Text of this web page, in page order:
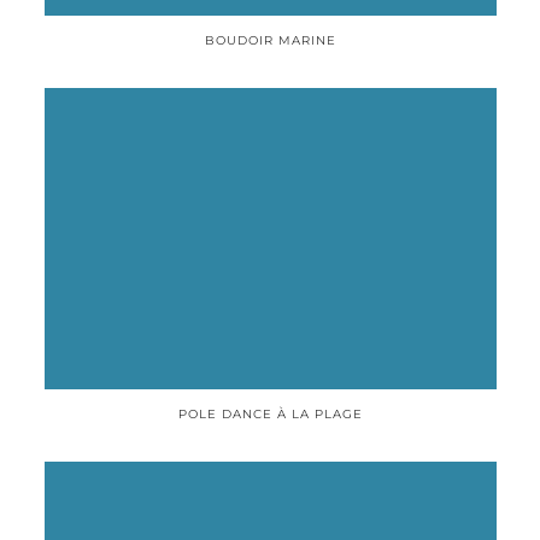
BOUDOIR MARINE
POLE DANCE À LA PLAGE